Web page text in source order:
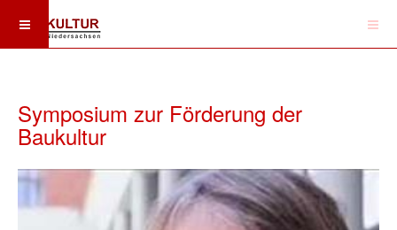
Symposium zur Förderung der
Baukultur